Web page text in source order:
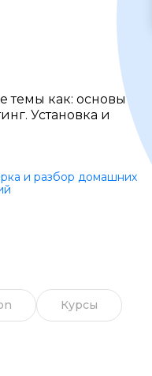
темы как: основы
Установка и
и разбор домашних
Курсы